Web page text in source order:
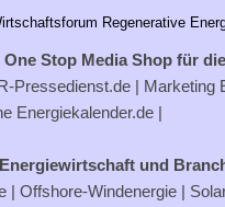
Regenerative
One Stop Media Shop für
Pressedienst.de | Marketing
Energiekalender.de |
und
| Offshore-Windenergie |